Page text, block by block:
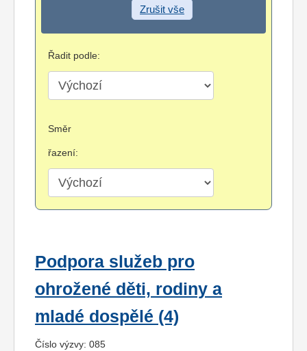
Zrušit vše
Řadit podle:
Směr
řazení:
Podpora služeb pro
ohrožené děti, rodiny a
mladé dospělé (4)
Číslo výzvy: 085